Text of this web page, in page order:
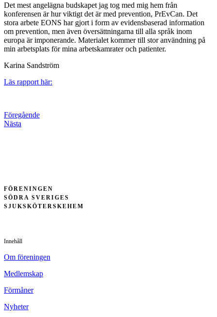
Det mest angelägna budskapet jag tog med mig hem från
konferensen är hur viktigt det är med prevention, PrEvCan. Det
stora arbete EONS har gjort i form av evidensbaserad information
om prevention, men även översättningarna till alla språk inom
europa är imponerande. Materialet kommer till stor användning på
min arbetsplats för mina arbetskamrater och patienter.
Karina Sandström
Läs rapport här:
Föregående
Nästa
FÖRENINGEN
SÖDRA SVERIGES
SJUKSKÖTERSKEHEM
Innehåll
Om föreningen
Medlemskap
Förmåner
Nyheter